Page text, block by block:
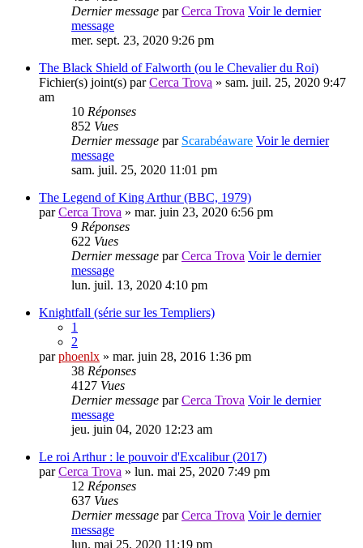
Dernier message parCerca Trova Voir le dernier
message
mer. sept. 23, 2020 9:26 pm
The Black Shield of Falworth (ou le Chevalier du Roi)
Fichier(s) joint(s) parCerca Trova » sam. juil. 25, 2020 9:47
am
10 Réponses
852 Vues
Dernier message par Scarabéaware Voir le dernier
message
sam. juil. 25, 2020 11:01 pm
The Legend of King Arthur (BBC, 1979)
parCerca Trova » mar. juin 23, 2020 6:56 pm
9 Réponses
622 Vues
Dernier message parCerca Trova Voir le dernier
message
lun. juil. 13, 2020 4:10 pm
Knightfall (série sur les Templiers)
1
2
parphoenlx » mar. juin 28, 2016 1:36 pm
38 Réponses
4127 Vues
Dernier message parCerca Trova Voir le dernier
message
jeu. juin 04, 2020 12:23 am
Le roi Arthur : le pouvoir d'Excalibur (2017)
parCerca Trova » lun. mai 25, 2020 7:49 pm
12 Réponses
637 Vues
Dernier message parCerca Trova Voir le dernier
message
lun. mai 25, 2020 11:19 pm